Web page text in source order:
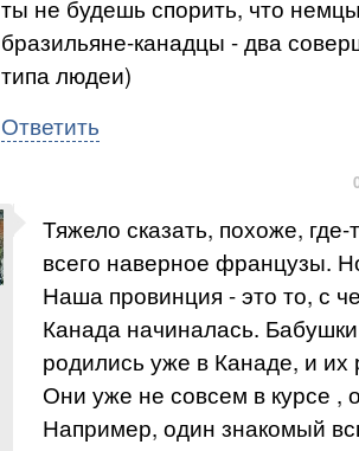
ты не будешь спорить, что
бразильяне-канадцы - два
типа людеи)
Ответить
Тяжело сказать, похоже,
всего наверное французы.
Наша провинция - это то, с
Канада начиналась.
родились уже в Канаде, и их
Они уже не совсем в курсе ,
Например, один знакомый